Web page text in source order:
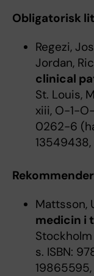
Obligatorisk
Regezi,
Jordan,
clinical
St. Louis,
xiii, O-1-
0262-6
13549438,
Mattsson,
medicin i
s. ISBN:
19865595,